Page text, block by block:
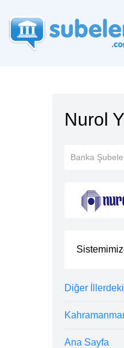
Nurol
Banka
Diğer
Ana Sayfa